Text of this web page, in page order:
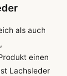
als auch
einen
Lachsleder